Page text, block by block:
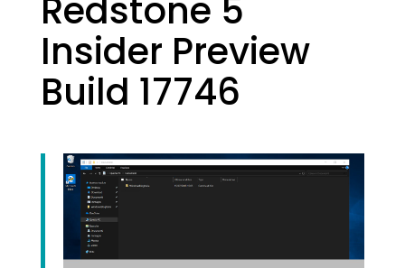
Redstone 5
Insider Preview
Build 17746